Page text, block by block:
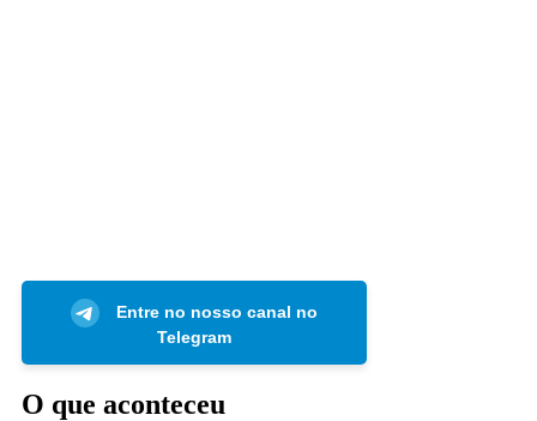
Entre no nosso canal no
Telegram
O que aconteceu